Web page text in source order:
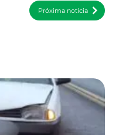
Próxima notícia